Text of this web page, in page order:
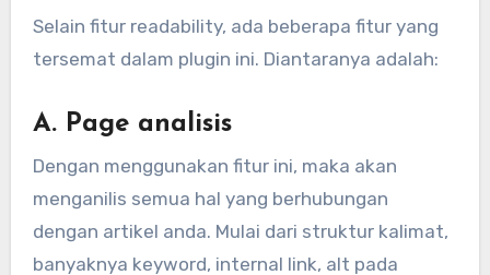
Selain fitur readability, ada beberapa fitur yang
tersemat dalam plugin ini. Diantaranya adalah:
A. Page analisis
Dengan menggunakan fitur ini, maka akan
menganilis semua hal yang berhubungan
dengan artikel anda. Mulai dari struktur kalimat,
banyaknya keyword, internal link, alt pada